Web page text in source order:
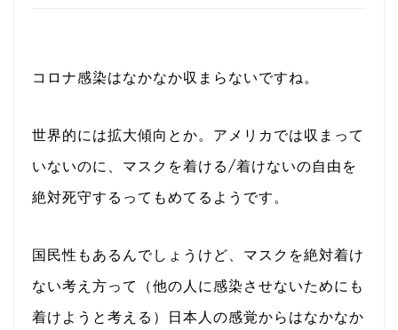
コロナ感染はなかなか収まらないですね。
世界的には拡大傾向とか。アメリカでは収まって
いないのに、マスクを着ける/着けないの自由を
絶対死守するってもめてるようです。
国民性もあるんでしょうけど、マスクを絶対着け
ない考え方って（他の人に感染させないためにも
着けようと考える）日本人の感覚からはなかなか